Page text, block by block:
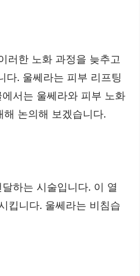
러한 노화 과정을 늦추고
다. 울쎄라는 피부 리프팅
서는 울쎄라와 피부 노화
논의해 보겠습니다.
하는 시술입니다. 이 열
킵니다. 울쎄라는 비침습